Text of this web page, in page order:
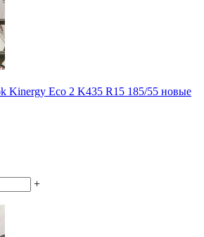
Kinergy Eco 2 K435 R15 185/55 новые
+